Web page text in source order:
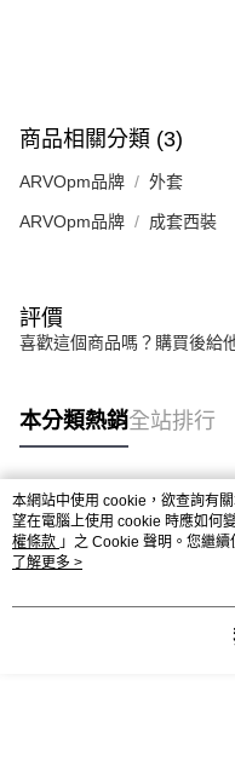
商品相關分類 (3)
ARVOpm品牌 外套
ARVOpm品牌 成套西裝
評價
喜歡這個商品嗎？購買後給
本分類熱銷全站排行
熱門標籤
本網站中使用 cookie，欲查詢有
望在電腦上使用 cookie 時應如何
權條款 」之 Cookie 聲明。您繼
用條款之 Cookie 聲明使用 cookie。
了解更多 >